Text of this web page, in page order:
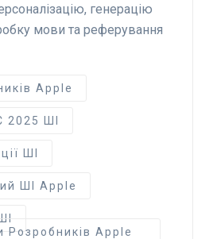
генерацію
мови та реферування
Apple
2025 ШІ
ШІ
ШІ Apple
Розробників Apple